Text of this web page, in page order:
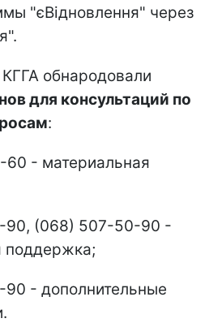
"єВідновлення" через
обнародовали
для консультаций по
:
- материальная
90, (068) 507-50-90 -
поддержка;
- дополнительные